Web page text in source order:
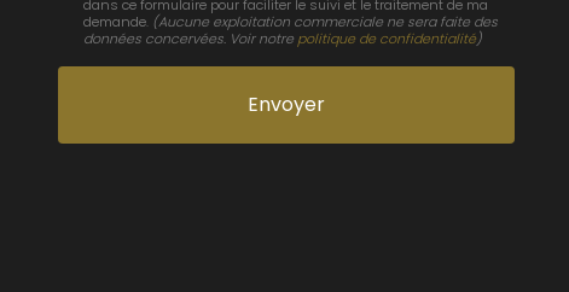
dans ce formulaire pour faciliter le suivi et le traitement de ma
demande. (Aucune exploitation commerciale ne sera faite des
données concervées. Voir notre politique de confidentialité)